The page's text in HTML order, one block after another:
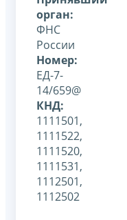
орган:
ФНС
России
Номер:
ЕД-7-
14/659@
КНД:
1111501,
1111522,
1111520,
1111531,
1112501,
1112502